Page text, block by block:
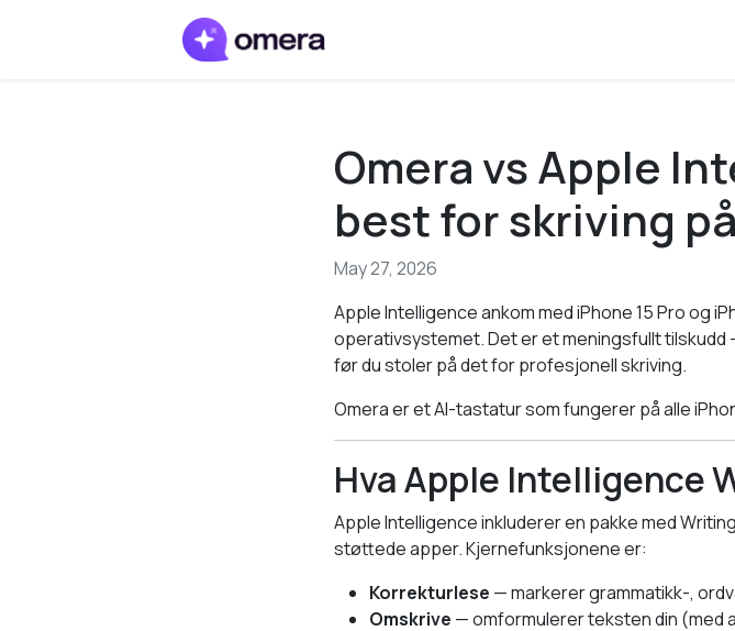
Omera vs Apple
best for skriving
May 27, 2026
Apple Intelligence ankom med iPhone 15 Pro og
operativsystemet. Det er et meningsfullt
før du stoler på det for profesjonell skriving.
Omera er et AI-tastatur som fungerer på alle
Hva Apple Intelligence
Apple Intelligence inkluderer en pakke med
støttede apper. Kjernefunksjonene er:
Korrekturlese — markerer grammatikk-,
Omskrive — omformulerer teksten din (med